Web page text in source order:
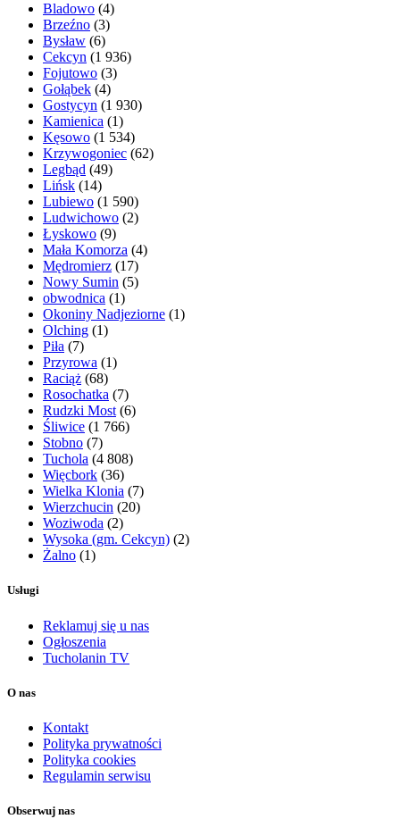
Bladowo (4)
Brzeźno (3)
Bysław (6)
Cekcyn (1 936)
Fojutowo (3)
Gołąbek (4)
Gostycyn (1 930)
Kamienica (1)
Kęsowo (1 534)
Krzywogoniec (62)
Legbąd (49)
Lińsk (14)
Lubiewo (1 590)
Ludwichowo (2)
Łyskowo (9)
Mała Komorza (4)
Mędromierz (17)
Nowy Sumin (5)
obwodnica (1)
Okoniny Nadjeziorne (1)
Olching (1)
Piła (7)
Przyrowa (1)
Raciąż (68)
Rosochatka (7)
Rudzki Most (6)
Śliwice (1 766)
Stobno (7)
Tuchola (4 808)
Więcbork (36)
Wielka Klonia (7)
Wierzchucin (20)
Woziwoda (2)
Wysoka (gm. Cekcyn) (2)
Żalno (1)
Usługi
Reklamuj się u nas
Ogłoszenia
Tucholanin TV
O nas
Kontakt
Polityka prywatności
Polityka cookies
Regulamin serwisu
Obserwuj nas